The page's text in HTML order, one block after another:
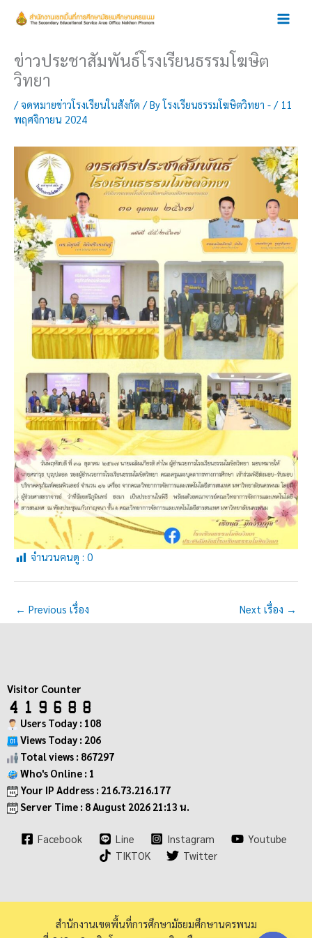
ข่าวประชาสัมพันธ์โรงเรียนธรรมโฆษิต
วิทยา
/จดหมายข่าวโรงเรียนในสังกัด / Byโรงเรียนธรรมโฆษิตวิทยา - / 11
พฤศจิกายน 2024
จำนวนคนดู : 0
← Previous เรื่อง Next เรื่อง →
Visitor Counter
Users Today : 108
Views Today : 206
Total views : 867297
Who's Online : 1
Your IP Address : 216.73.216.177
Server Time : 8 August 2026 21:13 น.
Facebook Line Instagram
Youtube
TIKTOK
Twitter
สำนักงานเขตพื้นที่การศึกษามัธยมศึกษานครพนม